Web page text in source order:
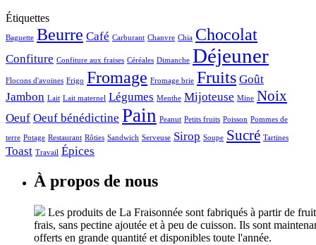
Étiquettes
Baguette Beurre Café Carburant Chanvre Chia Chocolat
Confiture Confiture aux fraises Céréales Dimanche Déjeuner
Flocons d'avoines Frigo Fromage Fromage brie Fruits Goût
Jambon Lait Lait maternel Légumes Menthe Mijoteuse Mine Noix
Oeuf Oeuf bénédictine Pain Peanut Petits fruits Poisson Pommes de
terre Potage Restaurant Rôties Sandwich Serveuse Sirop Soupe Sucré Tartines
Toast Travail Épices
Àpropos de nous
Les produits de La Fraisonnée sont fabriqués à partir de
frais, sans pectine ajoutée et à peu de cuisson. Ils sont
offerts en grande quantité et disponibles toute l'année.